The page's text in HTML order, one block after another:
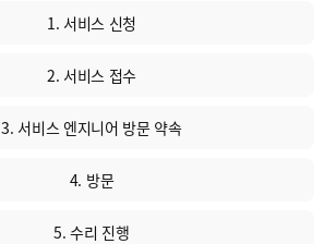
1. 서비스 신청
2. 서비스 접수
3. 서비스 엔지니어 방문 약속
4. 방문
5. 수리 진행